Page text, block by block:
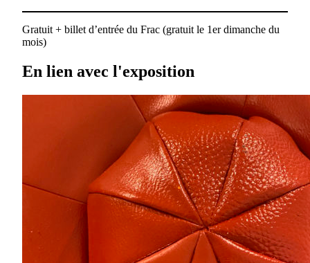
Gratuit + billet d’entrée du Frac (gratuit le 1er dimanche du
mois)
En lien avec l'exposition